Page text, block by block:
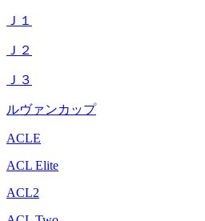
Ｊ１
Ｊ２
Ｊ３
ルヴァンカップ
ACLE
ACL Elite
ACL2